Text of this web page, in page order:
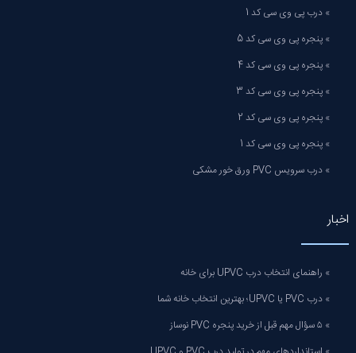
» درب پی وی سی کد 1
» پنجره پی وی سی کد 5
» پنجره پی وی سی کد 4
» پنجره پی وی سی کد 3
» پنجره پی وی سی کد 2
» پنجره پی وی سی کد 1
» درب سرویس PVC ورق خور مشکی
اخبار
» راهنمای انتخاب درب UPVC برای خانه
» درب PVC یا UPVC؛ بهترین انتخاب خانه شما
» ۵ سؤال مهم قبل از خرید پنجره PVC نوساز